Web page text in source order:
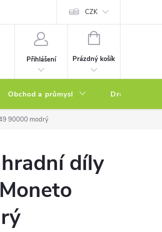
ochrany osobních údajů Soubory cookies
CZK
Přihlášení
NÁKUPNÍ
Prázdný košík
Obchod a průmysl Drogerie
90000 modrý
díly